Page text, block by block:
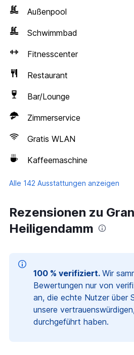
Außenpool
Schwimmbad
Fitnesscenter
Restaurant
Bar/Lounge
Zimmerservice
Gratis WLAN
Kaffeemaschine
Alle 142 Ausstattungen anzeigen
Rezensionen zu
Heiligendamm
100 % verifiziert. Wir
Bewertungen nur von
an, die echte Nutzer über
unsere
durchgeführt haben.